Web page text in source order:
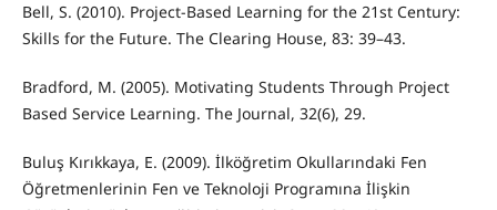
Bell, S. (2010). Project-Based Learning for the 21st Century:
Skills for the Future. The Clearing House, 83: 39–43.
Bradford, M. (2005). Motivating Students Through Project
Based Service Learning. The Journal, 32(6), 29.
Buluş Kırıkkaya, E. (2009). İlköğretim Okullarındaki Fen
Öğretmenlerinin Fen ve Teknoloji Programına İlişkin